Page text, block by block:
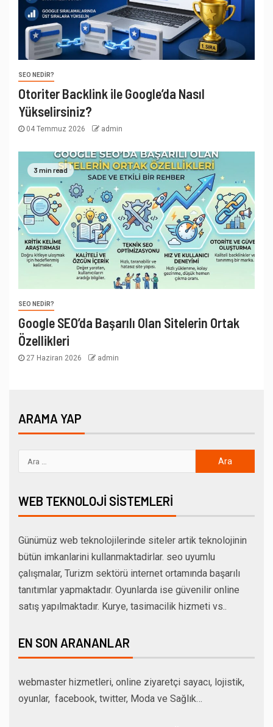
SEO NEDIR?
Otoriter Backlink ile Google’da Nasıl
Yükselirsiniz?
04 Temmuz 2026 admin
3 min read
SEO NEDIR?
Google SEO’da Başarılı Olan Sitelerin Ortak
Özellikleri
27 Haziran 2026 admin
ARAMA YAP
WEB TEKNOLOJI SISTEMLERI
Günümüz web teknolojilerinde siteler artik teknolojinin
bütün imkanlarini kullanmaktadirlar. seo uyumlu
çalışmalar, Turizm sektörü internet ortamında başarılı
tanıtımlar yapmaktadır. Oyunlarda ise güvenilir online
satış yapılmaktadır. Kurye, tasimacilik hizmeti vs..
EN SON ARANANLAR
webmaster hizmetleri, online ziyaretçi sayacı, lojistik,
oyunlar, facebook, twitter, Moda ve Sağlık…